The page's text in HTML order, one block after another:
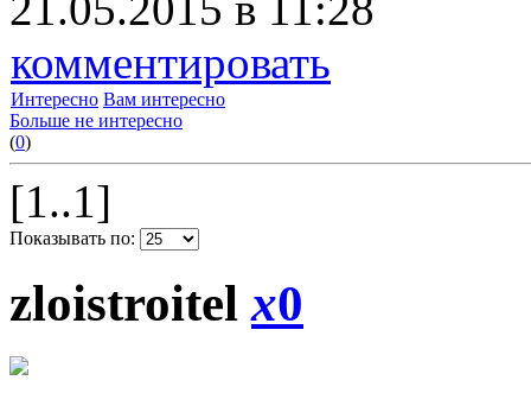
комментировать
Интересно Вам интересно
Больше не интересно
(0)
[1..1]
Показывать по:
zloistroitelx0